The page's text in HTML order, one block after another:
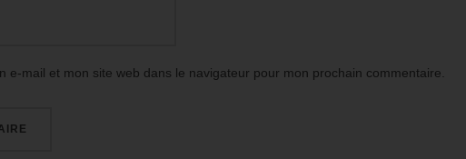
e-mail et mon site web dans le navigateur pour mon prochain commentaire.